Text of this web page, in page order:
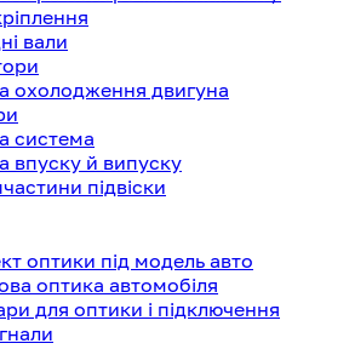
вали
охолодження двигуна
система
впуску й випуску
підвіски
оптики під модель авто
оптика автомобіля
для оптики і підключення